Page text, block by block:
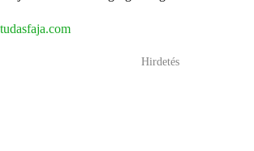
tudasfaja.com
Hirdetés